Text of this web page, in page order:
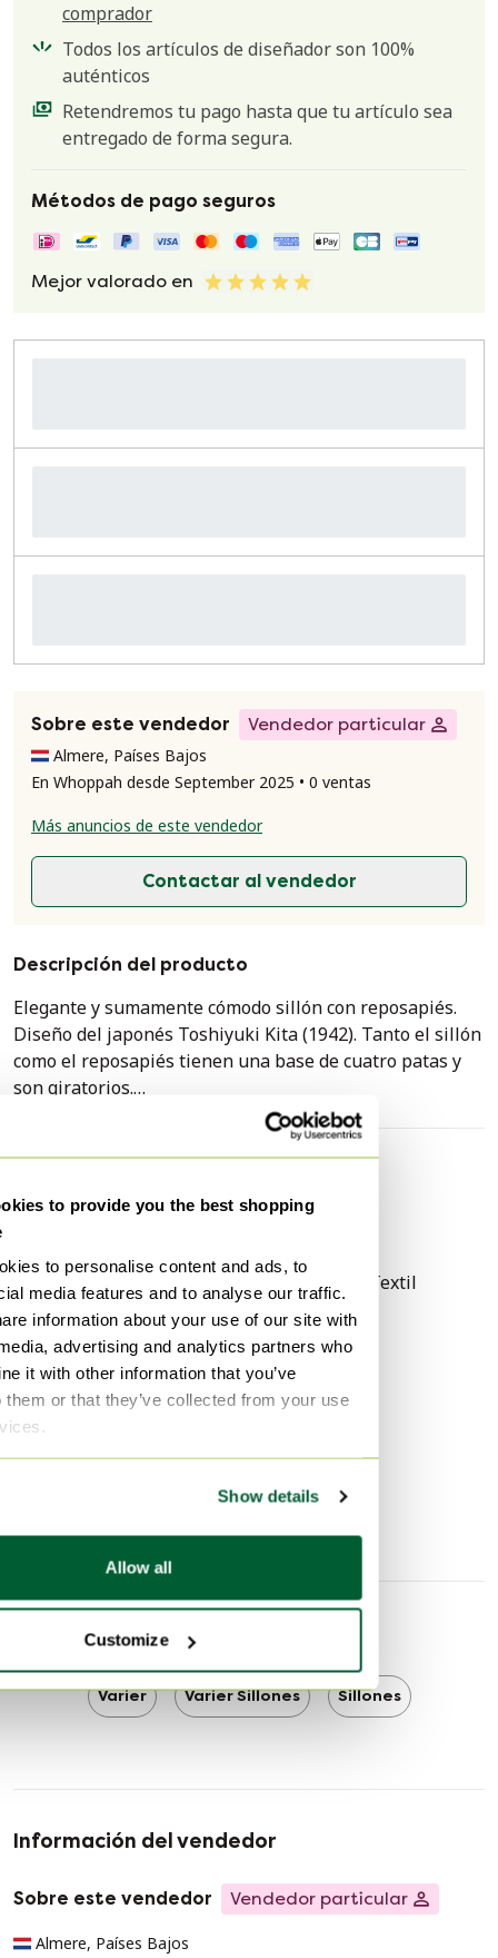
to provide you the best shopping
to personalise content and ads, to
media features and to analyse our traffic.
information about your use of our site with
advertising and analytics partners who
it with other information that you’ve
them or that they’ve collected from your use
Show details
Allow all
Customize
comprador
Todos los artículos de diseñador son 100%
auténticos
Retendremos tu pago hasta que tu artículo sea
entregado de forma segura.
Métodos de pago seguros
Mejor valorado en
Sobre este vendedor
Vendedor particular
Almere, Países Bajos
En Whoppah desde September 2025 • 0 ventas
Más anuncios de este vendedor
Contactar al vendedor
Descripción del producto
Elegante y sumamente cómodo sillón con reposapiés.
Diseño del japonés Toshiyuki Kita (1942). Tanto el sillón
como el reposapiés tienen una base de cuatro patas y
son giratorios.
El sillón cuenta con un sistema de inclinación para una
Presenta signos de uso: desgaste en los bordes de
pero no desgastada.
El sillón se puede recoger en Almere.
Condición
Bien
Material
Madera, Metal, Textil
Número de artículos
1
Marca
Varier
Primer propietario
Sí
Altura
Anchura
70 cm
76 cm
Altura del asiento
45 cm
Más información
Varier Varier Sillones Sillones
Información del vendedor
Sobre este vendedor Vendedor particular
Almere, Países Bajos